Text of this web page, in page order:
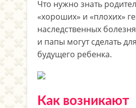
Что нужно знать
«хороших» и «плохих»
наследственных
и папы могут сделать
будущего ребенка.
Как возникают